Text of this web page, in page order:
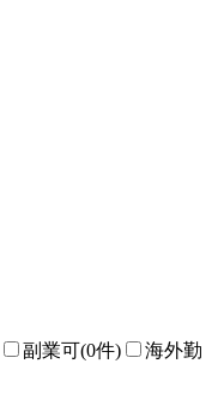
副業可(0件)
海外勤